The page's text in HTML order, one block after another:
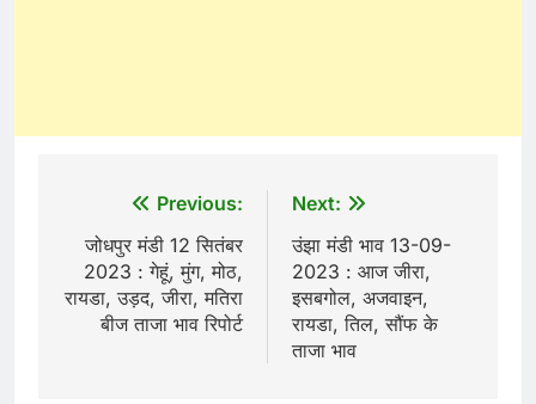
navigation
Previous:
जोधपुर मंडी 12 सितंबर
2023 : गेहूं, मुंग, मोठ,
रायडा, उड़द, जीरा, मतिरा
बीज ताजा भाव रिपोर्ट
Next:
उंझा मंडी भाव 13-09-
2023 : आज जीरा,
इसबगोल, अजवाइन,
रायडा, तिल, सौंफ के
ताजा भाव